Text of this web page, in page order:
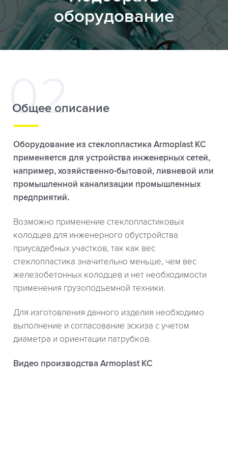
оборудование
Общее описание
Оборудование из стеклопластика Armoplast КС
применяется для устройства инженерных сетей,
например, хозяйственно-бытовой, ливневой или
промышленной канализации промышленных
предприятий.
Возможно применение стеклопластиковых
колодцев для инженерного обустройства
приусадебных участков, так как вес
стеклопластика значительно меньше, чем вес
железобетонных колодцев и нет необходимости
применения грузоподъемной техники.
Для изготовления данного изделия необходимо
выполнение и согласование эскиза с учетом
диаметра и ориентации патрубков.
Видео производства Armoplast КС